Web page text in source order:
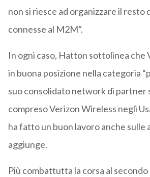
non si riesce ad organizzare il resto
connesse al M2M”.
In ogni caso, Hatton sottolinea che
in buona posizione nella categoria
suo consolidato network di partner
compreso Verizon Wireless negli
ha fatto un buon lavoro anche sulle
aggiunge.
Più combattutta la corsa al